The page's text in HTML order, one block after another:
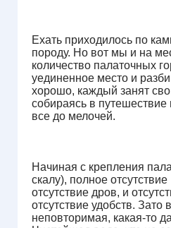
Ехать приходилось по
породу. Но вот мы и на
количество палаточных
уединенное место и
хорошо, каждый занят
собираясь в
все до мелочей.
Начиная с крепления
скалу), полное
отсутствие дров, и
отсутствие удобств. Зато
неповторимая, какая-то